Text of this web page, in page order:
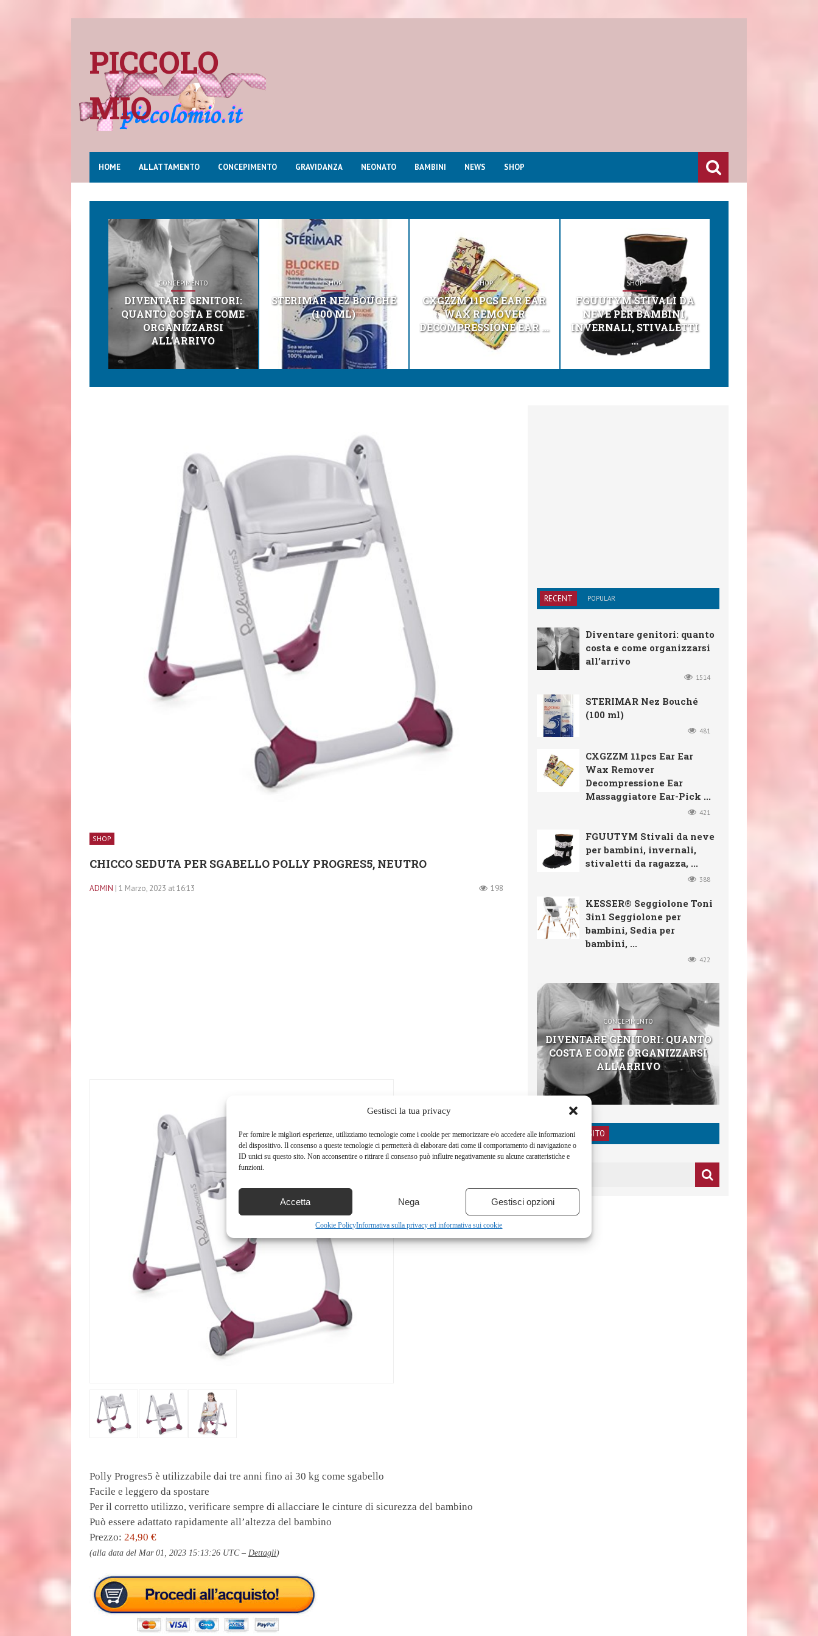
Gestisci la tua privacy
Per fornire le migliori esperienze, utilizziamo tecnologie come i cookie per memorizzare e/o accedere alle informazioni
del dispositivo. Il consenso a queste tecnologie ci permetterà di elaborare dati come il comportamento di navigazione o
ID unici su questo sito. Non acconsentire o ritirare il consenso può influire negativamente su alcune caratteristiche e
funzioni.
Accetta Nega Gestisci opzioni
Cookie PolicyInformativa sulla privacy ed informativa sui cookie
PICCOLO
MIO
HOME ALLATTAMENTO CONCEPIMENTO GRAVIDANZA NEONATO BAMBINI NEWS SHOP
CONCEPIMENTO
DIVENTARE GENITORI:
QUANTO COSTA E COME
ORGANIZZARSI
ALL’ARRIVO
SHOP
STERIMAR NEZ BOUCHÉ
(100 ML)
SHOP
CXGZZM 11PCS EAR EAR
WAX REMOVER
DECOMPRESSIONE EAR ...
SHOP
FGUUTYM STIVALI DA
NEVE PER BAMBINI,
INVERNALI, STIVALETTI
...
SHOP
CHICCO SEDUTA PER SGABELLO POLLY PROGRES5, NEUTRO
ADMIN | 1 Marzo, 2023 at 16:13 198
Polly Progres5 è utilizzabile dai tre anni fino ai 30 kg come sgabello
Facile e leggero da spostare
Per il corretto utilizzo, verificare sempre di allacciare le cinture di sicurezza del bambino
Può essere adattato rapidamente all’altezza del bambino
Prezzo: 24,90 €
(alla data del Mar 01, 2023 15:13:26 UTC – Dettagli)
RECENT POPULAR
Diventare genitori: quanto
costa e come organizzarsi
all’arrivo
1514
STERIMAR Nez Bouché
(100 ml)
481
CXGZZM 11pcs Ear Ear
Wax Remover
Decompressione Ear
Massaggiatore Ear-Pick ...
421
FGUUTYM Stivali da neve
per bambini, invernali,
stivaletti da ragazza, ...
388
KESSER® Seggiolone Toni
3in1 Seggiolone per
bambini, Sedia per
bambini, ...
422
CONCEPIMENTO
DIVENTARE GENITORI: QUANTO
COSTA E COME ORGANIZZARSI
ALL’ARRIVO
RICERCA NEL SITO